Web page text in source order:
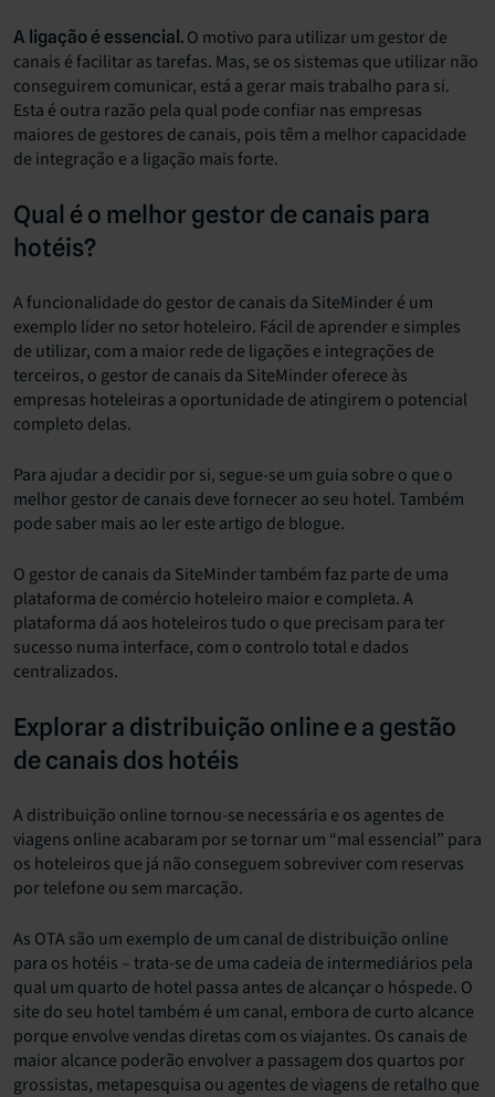
A ligação é essencial. O motivo para utilizar um gestor de
canais é facilitar as tarefas. Mas, se os sistemas que utilizar não
conseguirem comunicar, está a gerar mais trabalho para si.
Esta é outra razão pela qual pode confiar nas empresas
maiores de gestores de canais, pois têm a melhor capacidade
de integração e a ligação mais forte.
Qual é o melhor gestor de canais para
hotéis?
A funcionalidade do gestor de canais da SiteMinder é um
exemplo líder no setor hoteleiro. Fácil de aprender e simples
de utilizar, com a maior rede de ligações e integrações de
terceiros, o gestor de canais da SiteMinder oferece às
empresas hoteleiras a oportunidade de atingirem o potencial
completo delas.
Para ajudar a decidir por si, segue-se um guia sobre o que o
melhor gestor de canais deve fornecer ao seu hotel. Também
pode saber mais ao ler este artigo de blogue.
O gestor de canais da SiteMinder também faz parte de uma
plataforma de comércio hoteleiro maior e completa. A
plataforma dá aos hoteleiros tudo o que precisam para ter
sucesso numa interface, com o controlo total e dados
centralizados.
Explorar a distribuição online e a gestão
de canais dos hotéis
A distribuição online tornou-se necessária e os agentes de
viagens online acabaram por se tornar um “mal essencial” para
os hoteleiros que já não conseguem sobreviver com reservas
por telefone ou sem marcação.
As OTA são um exemplo de um canal de distribuição online
para os hotéis – trata-se de uma cadeia de intermediários pela
qual um quarto de hotel passa antes de alcançar o hóspede. O
site do seu hotel também é um canal, embora de curto alcance
porque envolve vendas diretas com os viajantes. Os canais de
maior alcance poderão envolver a passagem dos quartos por
grossistas, metapesquisa ou agentes de viagens de retalho que